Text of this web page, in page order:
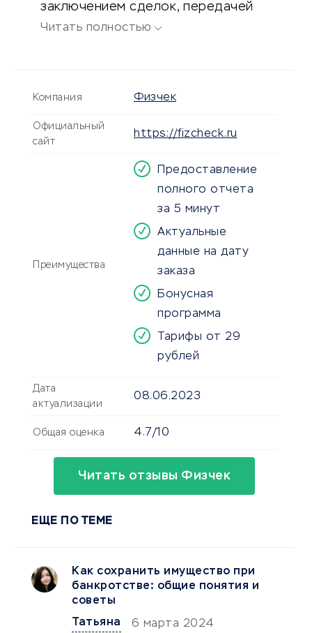
заключением сделок, передачей
денег и т.д.
Читать полностью
Компания Физчек
Официальный
сайт
https://fizcheck.ru
Преимущества
Предоставление
полного отчета
за 5 минут
Актуальные
данные на дату
заказа
Бонусная
программа
Тарифы от 29
рублей
Дата
актуализации
08.06.2023
Общая оценка 4.7/10
Читать отзывы Физчек
ЕЩЕ ПО ТЕМЕ
Как сохранить имущество при
банкротстве: общие понятия и
советы
Татьяна
6 марта 2024